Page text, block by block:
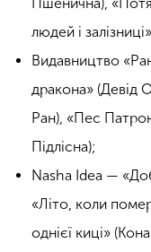
людей і
Видавництво
дракона» (Девід
Ран), «Пес
Підлісна);
Nasha Idea —
«Літо, коли
однієї киці»